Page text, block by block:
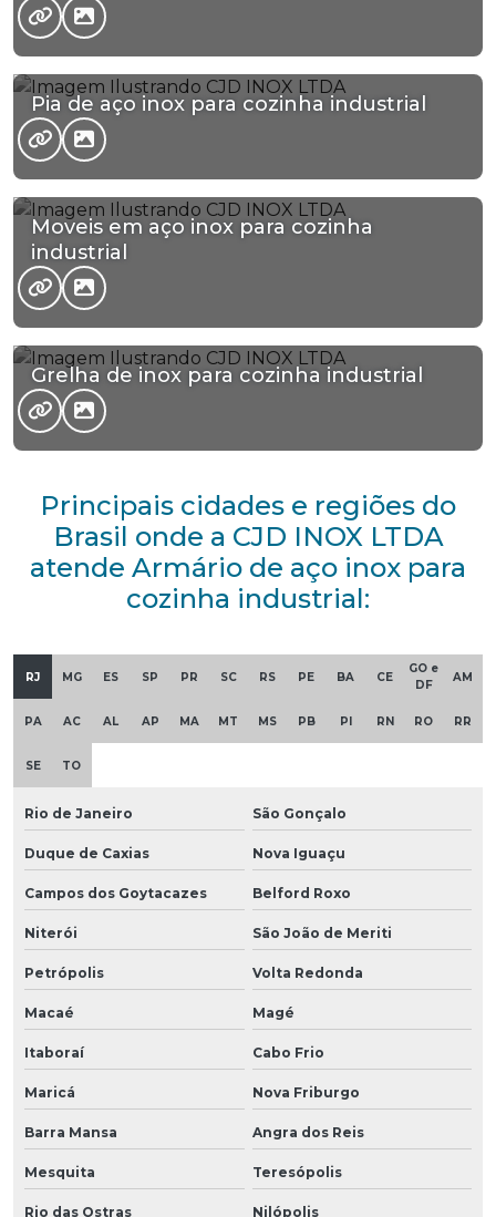
Pia de aço inox para cozinha industrial
Moveis em aço inox para cozinha
industrial
Grelha de inox para cozinha industrial
Principais cidades e regiões do
Brasil onde a CJD INOX LTDA
atende Armário de aço inox para
cozinha industrial:
RJ MG ES SP PR SC RS PE BA CE
GO e
DF
AM
PA AC AL AP MA MT MS PB PI RN RO RR
SE TO
Rio de Janeiro São Gonçalo
Duque de Caxias Nova Iguaçu
Campos dos Goytacazes Belford Roxo
Niterói São João de Meriti
Petrópolis Volta Redonda
Macaé Magé
Itaboraí Cabo Frio
Maricá Nova Friburgo
Barra Mansa Angra dos Reis
Mesquita Teresópolis
Rio das Ostras Nilópolis